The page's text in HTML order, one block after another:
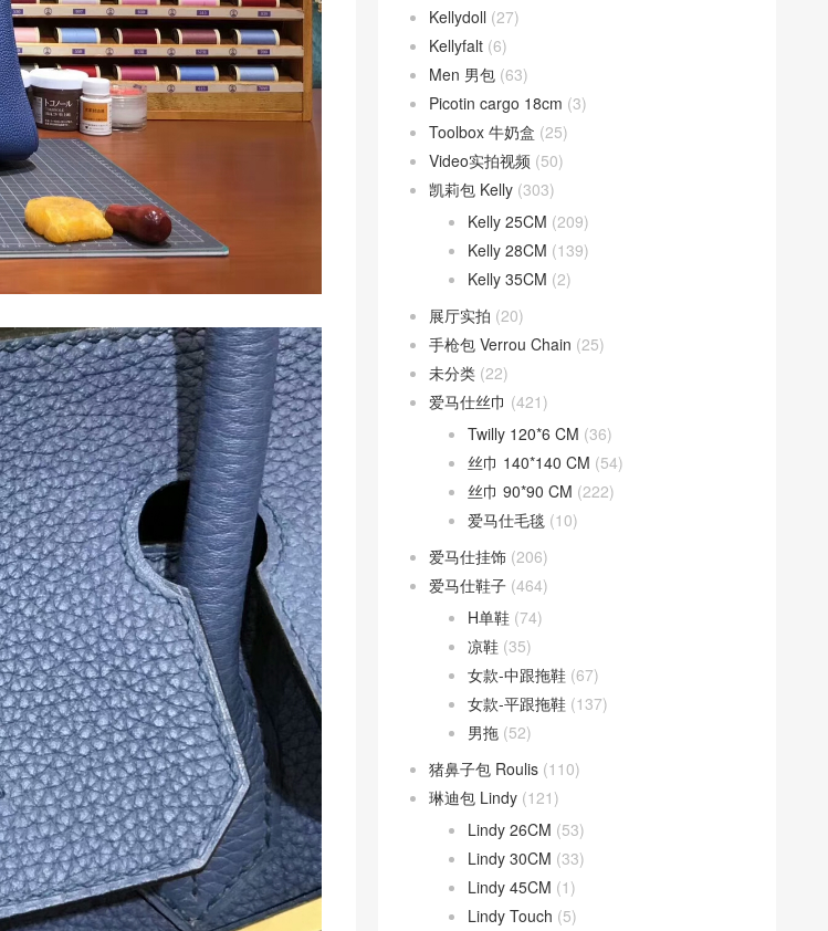
Kellydoll (27)
Kellyfalt (6)
Men 男包 (63)
Picotin cargo 18cm (3)
Toolbox 牛奶盒 (25)
Video实拍视频 (50)
凯莉包 Kelly (303)
Kelly 25CM (209)
Kelly 28CM (139)
Kelly 35CM (2)
展厅实拍 (20)
手枪包 Verrou Chain (25)
未分类 (22)
爱马仕丝巾 (421)
Twilly 120*6 CM (36)
丝巾 140*140 CM (54)
丝巾 90*90 CM (222)
爱马仕毛毯 (10)
爱马仕挂饰 (206)
爱马仕鞋子 (464)
H单鞋 (74)
凉鞋 (35)
女款-中跟拖鞋 (67)
女款-平跟拖鞋 (137)
男拖 (52)
猪鼻子包 Roulis (110)
琳迪包 Lindy (121)
Lindy 26CM (53)
Lindy 30CM (33)
Lindy 45CM (1)
Lindy Touch (5)